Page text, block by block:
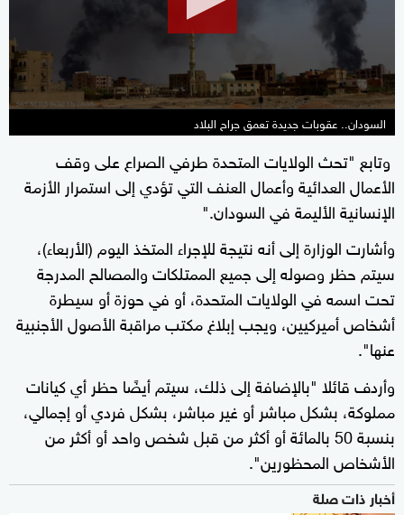
seconds
السودان.. عقوبات جديدة تعمق جراح البلاد
وتابع "تحث الولايات المتحدة طرفي الصراع على وقف
الأعمال العدائية وأعمال العنف التي تؤدي إلى استمرار الأزمة
الإنسانية الأليمة في السودان."
وأشارت الوزارة إلى أنه نتيجة للإجراء المتخذ اليوم (الأربعاء)،
سيتم حظر وصوله إلى جميع الممتلكات والمصالح المدرجة
تحت اسمه في الولايات المتحدة، أو في حوزة أو سيطرة
أشخاص أميركيين، ويجب إبلاغ مكتب مراقبة الأصول الأجنبية
عنها".
وأردف قائلا "بالإضافة إلى ذلك، سيتم أيضًا حظر أي كيانات
مملوكة، بشكل مباشر أو غير مباشر، بشكل فردي أو إجمالي،
بنسبة 50 بالمائة أو أكثر من قبل شخص واحد أو أكثر من
الأشخاص المحظورين".
أخبار ذات صلة